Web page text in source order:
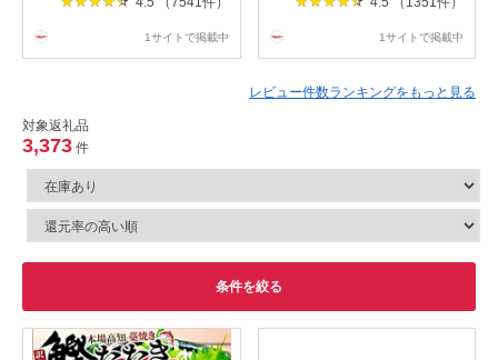
1サイトで掲載中 1サイトで掲載中
レビュー件数ランキングをもっと見る
対象返礼品
3,373 件
条件を絞る